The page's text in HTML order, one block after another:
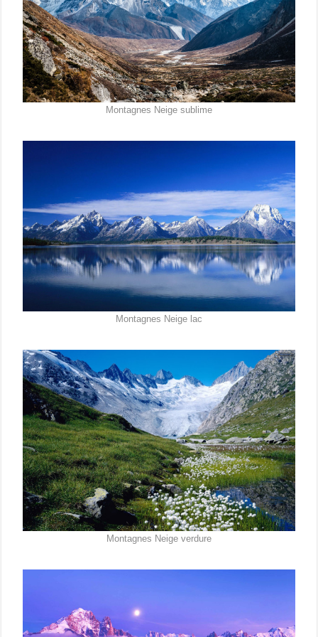
Montagnes Neige sublime
Montagnes Neige lac
Montagnes Neige verdure